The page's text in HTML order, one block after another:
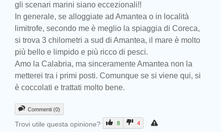
gli scenari marini siano eccezionali!!
In generale, se alloggiate ad Amantea o in località
limitrofe, secondo me è meglio la spiaggia di Coreca,
si trova 3 chilometri a sud di Amantea, il mare è molto
più bello e limpido e più ricco di pesci.
Amo la Calabria, ma sinceramente Amantea non la
metterei tra i primi posti. Comunque se si viene qui, si
è coccolati e trattati molto bene.
Commenti (0)
Trovi utile questa opinione? 8 4